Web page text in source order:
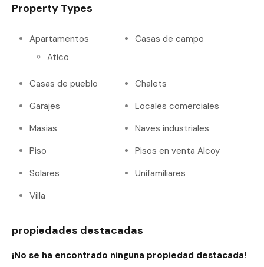
Property Types
Apartamentos
Atico
Casas de campo
Casas de pueblo
Chalets
Garajes
Locales comerciales
Masias
Naves industriales
Piso
Pisos en venta Alcoy
Solares
Unifamiliares
Villa
propiedades destacadas
¡No se ha encontrado ninguna propiedad destacada!